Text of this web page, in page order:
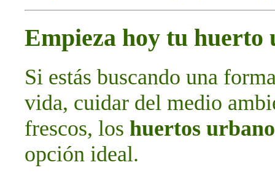
Empieza hoy tu huerto
Si estás buscando una
vida, cuidar del medio
frescos, los huertos
opción ideal.